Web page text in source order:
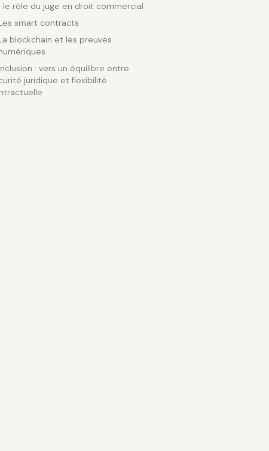
le rôle du juge en droit commercial
smart contracts
blockchain et les preuves
: vers un équilibre entre
juridique et flexibilité